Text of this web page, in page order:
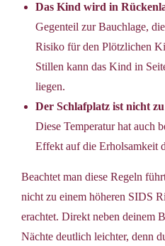
Das Kind wird in
Gegenteil zur Bauchlage,
Risiko für den Plötzlichen
Stillen kann das Kind in
liegen.
Der Schlafplatz ist nicht
Diese Temperatur hat auch
Effekt auf die Erholsamkeit
Beachtet man diese Regeln
nicht zu einem höheren SIDS
erachtet. Direkt neben deinem
Nächte deutlich leichter, denn